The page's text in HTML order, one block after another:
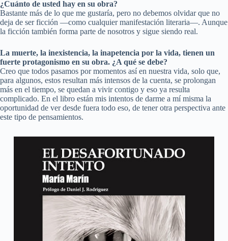
¿Cuánto de usted hay en su obra?
Bastante más de lo que me gustaría, pero no debemos olvidar que no
deja de ser ficción —como cualquier manifestación literaria—. Aunque
la ficción también forma parte de nosotros y sigue siendo real.
La muerte, la inexistencia, la inapetencia por la vida, tienen un
fuerte protagonismo en su obra. ¿A qué se debe?
Creo que todos pasamos por momentos así en nuestra vida, solo que,
para algunos, estos resultan más intensos de la cuenta, se prolongan
más en el tiempo, se quedan a vivir contigo y eso ya resulta
complicado. En el libro están mis intentos de darme a mí misma la
oportunidad de ver desde fuera todo eso, de tener otra perspectiva ante
este tipo de pensamientos.